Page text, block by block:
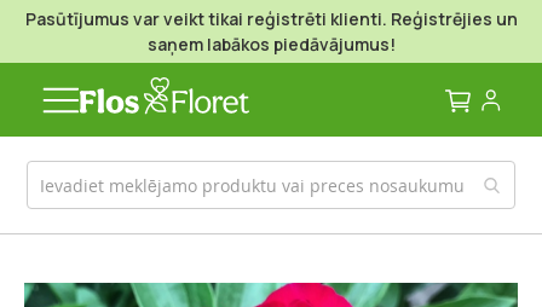
Pasūtījumus var veikt tikai reģistrēti klienti. Reģistrējies un
saņem labākos piedāvājumus!
Mans
Iet